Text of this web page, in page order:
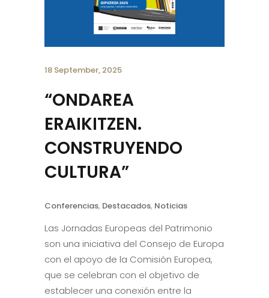
18 September, 2025
“ONDAREA
ERAIKITZEN.
CONSTRUYENDO
CULTURA”
Conferencias, Destacados, Noticias
Las Jornadas Europeas del Patrimonio
son una iniciativa del Consejo de Europa
con el apoyo de la Comisión Europea,
que se celebran con el objetivo de
establecer una conexión entre la